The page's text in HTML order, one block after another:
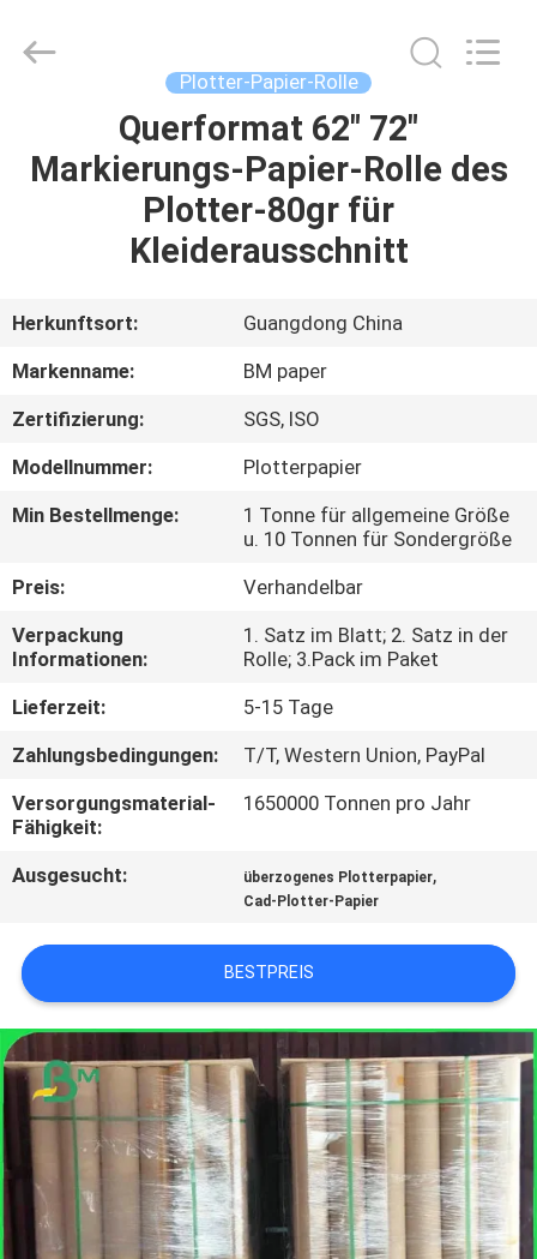
HAUSE
PRODUKTE
ÜBER
UNS
WERKSBESICHTIGUNG
QUALITÄTSKONTROLLE
KONTAKT
MIT
UNS
NEUIGKEITEN
RECHTSSACHEN
DATENSCHUTZRICHTLINIE
CO.,LTD.
Plotter-Papier-Rolle
Querformat 62" 72"
Markierungs-Papier-Rolle des
Plotter-80gr für
Kleiderausschnitt
Herkunftsort:
Guangdong China
Markenname:
BM paper
Zertifizierung:
SGS, ISO
Modellnummer:
Plotterpapier
Min Bestellmenge:
1 Tonne für allgemeine Größe
u. 10 Tonnen für Sondergröße
Preis:
Verhandelbar
Verpackung
Informationen:
1. Satz im Blatt; 2. Satz in der
Rolle; 3.Pack im Paket
Lieferzeit:
5-15 Tage
Zahlungsbedingungen:
T/T, Western Union, PayPal
Versorgungsmaterial-
Fähigkeit:
1650000 Tonnen pro Jahr
Ausgesucht: überzogenes Plotterpapier,
Cad-Plotter-Papier
BESTPREIS